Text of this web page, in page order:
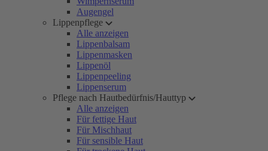
Augengel
Lippenpflege
Alle anzeigen
Lippenbalsam
Lippenmasken
Lippenöl
Lippenpeeling
Lippenserum
Pflege nach Hautbedürfnis/Hauttyp
Alle anzeigen
Für fettige Haut
Für Mischhaut
Für sensible Haut